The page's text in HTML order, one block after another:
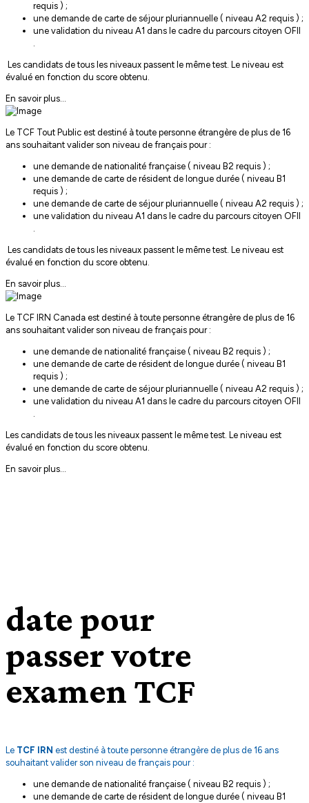
requis ) ;
une demande de carte de séjour pluriannuelle ( niveau A2 requis ) ;
une validation du niveau A1 dans le cadre du parcours citoyen OFII
.
Les candidats de tous les niveaux passent le même test. Le niveau est
évalué en fonction du score obtenu.
En savoir plus...
Le TCF Tout Public est destiné à toute personne étrangère de plus de 16
ans souhaitant valider son niveau de français pour :
une demande de nationalité française ( niveau B2 requis ) ;
une demande de carte de résident de longue durée ( niveau B1
requis ) ;
une demande de carte de séjour pluriannuelle ( niveau A2 requis ) ;
une validation du niveau A1 dans le cadre du parcours citoyen OFII
.
Les candidats de tous les niveaux passent le même test. Le niveau est
évalué en fonction du score obtenu.
En savoir plus...
Le TCF IRN Canada est destiné à toute personne étrangère de plus de 16
ans souhaitant valider son niveau de français pour :
une demande de nationalité française ( niveau B2 requis ) ;
une demande de carte de résident de longue durée ( niveau B1
requis ) ;
une demande de carte de séjour pluriannuelle ( niveau A2 requis ) ;
une validation du niveau A1 dans le cadre du parcours citoyen OFII
.
Les candidats de tous les niveaux passent le même test. Le niveau est
évalué en fonction du score obtenu.
En savoir plus...
date pour
passer votre
examen TCF
Le TCF IRN est destiné à toute personne étrangère de plus de 16 ans
souhaitant valider son niveau de français pour :
une demande de nationalité française ( niveau B2 requis ) ;
une demande de carte de résident de longue durée ( niveau B1